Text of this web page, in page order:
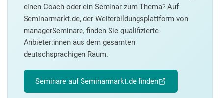
einen Coach oder ein Seminar zum Thema? Auf
Seminarmarkt.de, der Weiterbildungsplattform von
managerSeminare, finden Sie qualifizierte
Anbieter:innen aus dem gesamten
deutschsprachigen Raum.
Seminare auf Seminarmarkt.de finden